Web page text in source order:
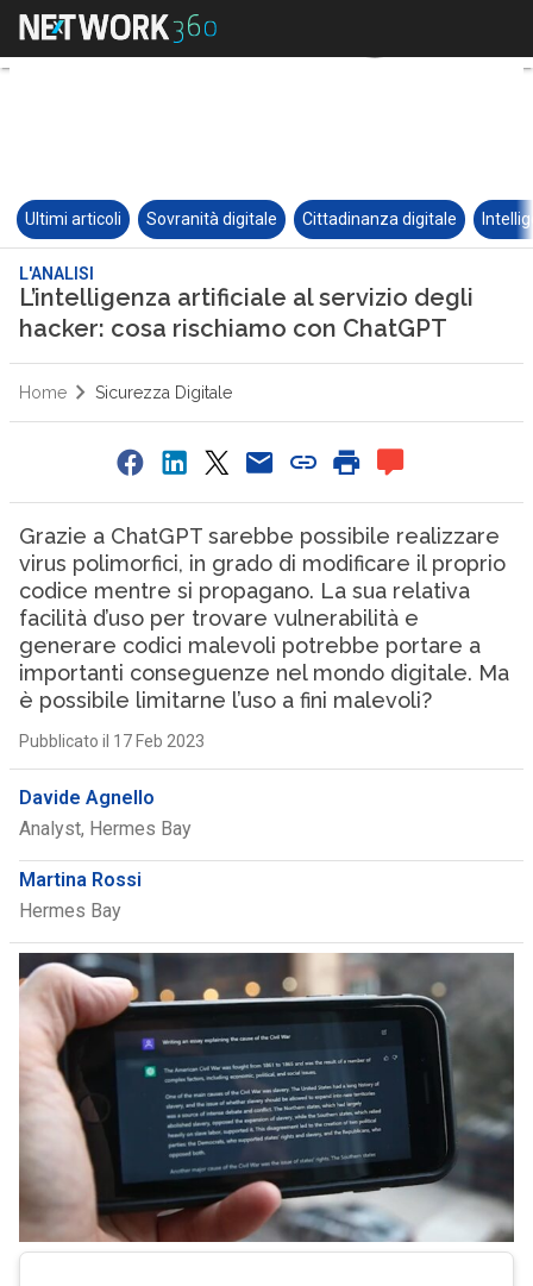
Ultimi articoli Sovranità digitale Cittadinanza digitale
L'ANALISI
L’intelligenza artificiale al servizio degli
hacker: cosa rischiamo con ChatGPT
Home Sicurezza Digitale
Grazie a ChatGPT sarebbe possibile realizzare
virus polimorfici, in grado di modificare il proprio
codice mentre si propagano. La sua relativa
facilità d’uso per trovare vulnerabilità e
generare codici malevoli potrebbe portare a
importanti conseguenze nel mondo digitale. Ma
è possibile limitarne l’uso a fini malevoli?
Pubblicato il 17 Feb 2023
Davide Agnello
Analyst, Hermes Bay
Martina Rossi
Hermes Bay